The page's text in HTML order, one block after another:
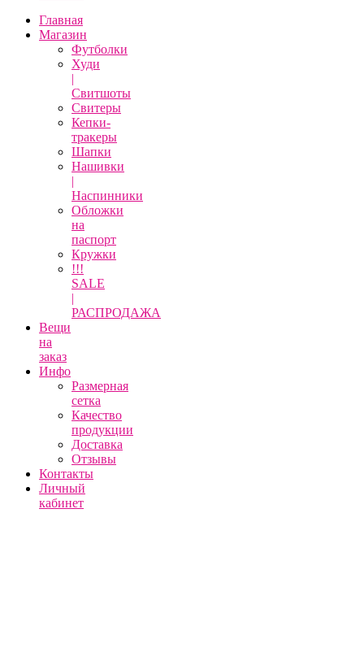
Главная
Магазин
Футболки
Худи
|
Свитшоты
Свитеры
Кепки-
тракеры
Шапки
Нашивки
|
Наспинники
Обложки
на
паспорт
Кружки
!!!
SALE
|
РАСПРОДАЖА
Вещи
на
заказ
Инфо
Размерная
сетка
Качество
продукции
Доставка
Отзывы
Контакты
Личный
кабинет